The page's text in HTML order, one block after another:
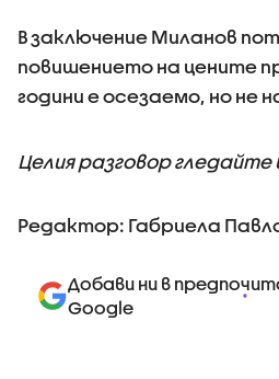
В заключение Миланов
повишението на цените
години е осезаемо, но не
Целия разговор гледайте
Редактор: Габриела
Добави ни в
Google